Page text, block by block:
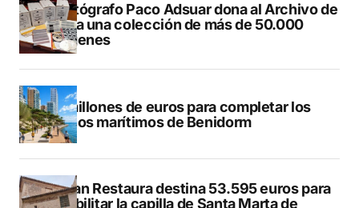
El fotógrafo Paco Adsuar dona al Archivo de
Dénia una colección de más de 50.000
imágenes
50 millones de euros para completar los
paseos marítimos de Benidorm
El Plan Restaura destina 53.595 euros para
rehabilitar la capilla de Santa Marta de